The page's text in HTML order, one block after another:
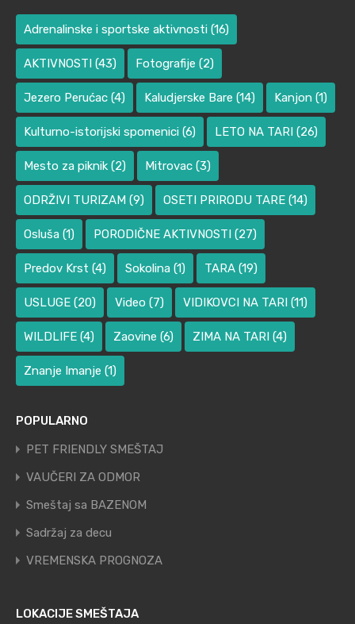
Adrenalinske i sportske aktivnosti (16)
AKTIVNOSTI (43) Fotografije (2)
Jezero Perućac (4) Kaludjerske Bare (14) Kanjon (1)
Kulturno-istorijski spomenici (6) LETO NA TARI (26)
Mesto za piknik (2) Mitrovac (3)
ODRŽIVI TURIZAM (9) OSETI PRIRODU TARE (14)
Osluša (1) PORODIČNE AKTIVNOSTI (27)
Predov Krst (4) Sokolina (1) TARA (19)
USLUGE (20) Video (7) VIDIKOVCI NA TARI (11)
WILDLIFE (4) Zaovine (6) ZIMA NA TARI (4)
Znanje Imanje (1)
POPULARNO
PET FRIENDLY SMEŠTAJ
VAUČERI ZA ODMOR
Smeštaj sa BAZENOM
Sadržaj za decu
VREMENSKA PROGNOZA
LOKACIJE SMEŠTAJA